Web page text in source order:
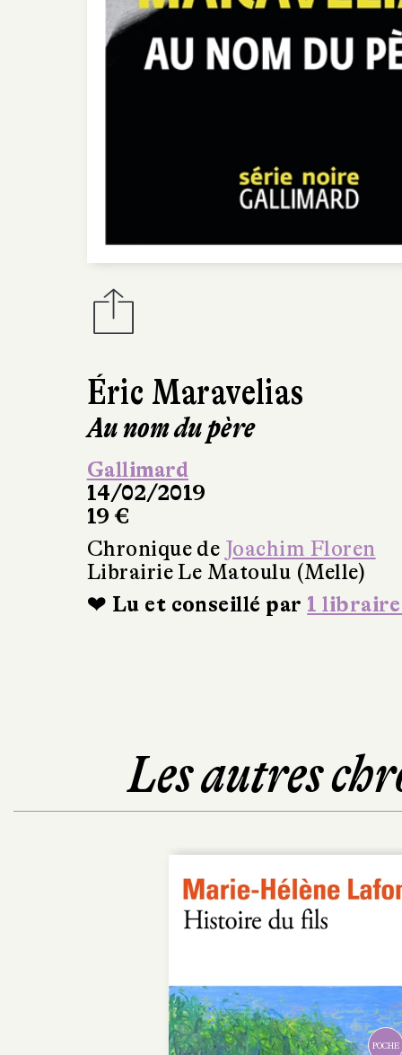
Éric Maravelias
Au nom du père
Gallimard
14/02/2019
19 €
Chronique de Joachim Floren
Librairie Le Matoulu (Melle)
❤ Lu et conseillé par 1
Les autres
POCHE